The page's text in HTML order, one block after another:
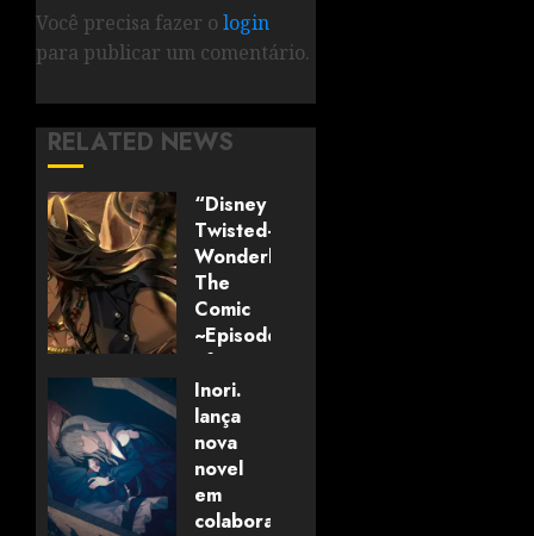
Você precisa fazer o login
para publicar um comentário.
RELATED NEWS
“Disney
Twisted-
Wonderland:
The
Comic
~Episode
of
Savanaclaw~”
anunciado
pela
Universo
dos
Livros
Inori.
lança
nova
novel
em
colaboração